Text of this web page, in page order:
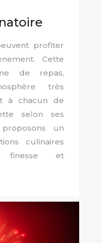
profiter
Cette
de repas,
très
à chacun de
selon ses
un
culinaires
finesse et